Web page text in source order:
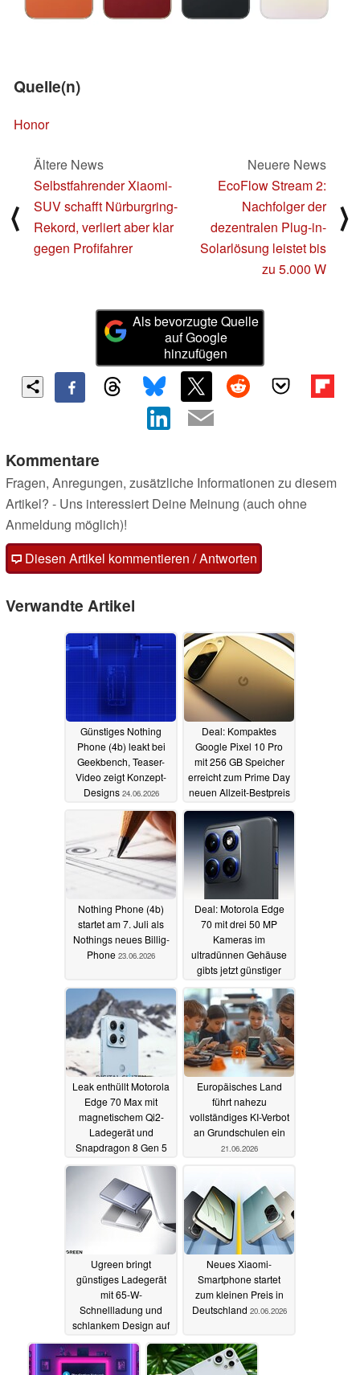
Quelle(n)
Honor
⟨
Ältere News
Selbstfahrender Xiaomi-
SUV schafft Nürburgring-
Rekord, verliert aber klar
gegen Profifahrer
Neuere News
EcoFlow Stream 2:
Nachfolger der
dezentralen Plug-in-
Solarlösung leistet bis
zu 5.000 W
⟩
Als bevorzugte Quelle
auf Google
hinzufügen
Kommentare
Fragen, Anregungen, zusätzliche Informationen zu diesem
Artikel? - Uns interessiert Deine Meinung (auch ohne
Anmeldung möglich)!
Diesen Artikel kommentieren / Antworten
Verwandte Artikel
Günstiges Nothing
Phone (4b) leakt bei
Geekbench, Teaser-
Video zeigt Konzept-
Designs 24.06.2026
Deal: Kompaktes
Google Pixel 10 Pro
mit 256 GB Speicher
erreicht zum Prime Day
neuen Allzeit-Bestpreis
23.06.2026
Nothing Phone (4b)
startet am 7. Juli als
Nothings neues Billig-
Phone 23.06.2026
Deal: Motorola Edge
70 mit drei 50 MP
Kameras im
ultradünnen Gehäuse
gibts jetzt günstiger
23.06.2026
Leak enthüllt Motorola
Edge 70 Max mit
magnetischem Qi2-
Ladegerät und
Snapdragon 8 Gen 5
22.06.2026
Europäisches Land
führt nahezu
vollständiges KI-Verbot
an Grundschulen ein
21.06.2026
Ugreen bringt
günstiges Ladegerät
mit 65-W-
Schnellladung und
schlankem Design auf
20.06.2026
Neues Xiaomi-
Smartphone startet
zum kleinen Preis in
Deutschland 20.06.2026